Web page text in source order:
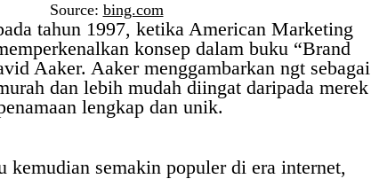
Source: bing.com
tahun 1997, ketika American Marketing
konsep dalam buku “Brand
Aaker. Aaker menggambarkan ngt sebagai
dan lebih mudah diingat daripada merek
lengkap dan unik.
kemudian semakin populer di era internet,